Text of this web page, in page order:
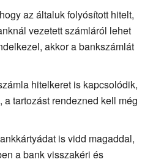
az általuk folyósított hitelt,
vezetett számláról lehet
akkor a bankszámlát
hitelkeret is kapcsolódik,
tartozást rendezned kell még
is vidd magaddal,
a bank visszakéri és